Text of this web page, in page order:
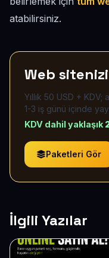
atabilirsiniz.
Web
Yıllık 50 USD +
1-3 iş günü içinde
KDV dahil yaklaşık
Paketleri Gör
İlgili Yazılar